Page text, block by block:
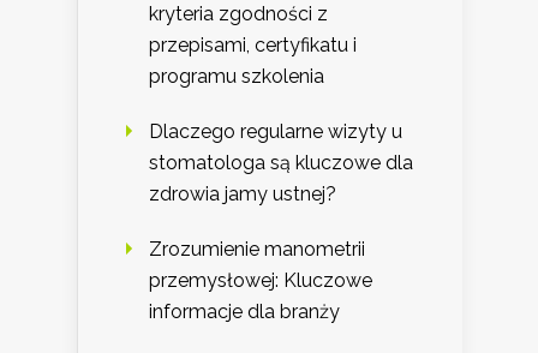
kryteria zgodności z
przepisami, certyfikatu i
programu szkolenia
Dlaczego regularne wizyty u
stomatologa są kluczowe dla
zdrowia jamy ustnej?
Zrozumienie manometrii
przemysłowej: Kluczowe
informacje dla branży